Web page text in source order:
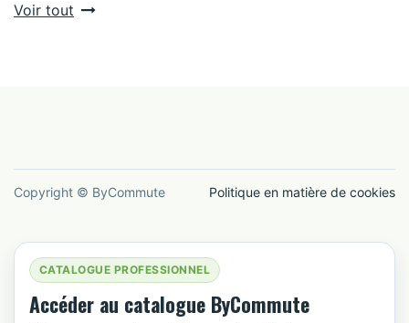
Voir tout
Copyright © ByCommute Politique en matière de cookies
CATALOGUE PROFESSIONNEL
Accéder au catalogue ByCommute